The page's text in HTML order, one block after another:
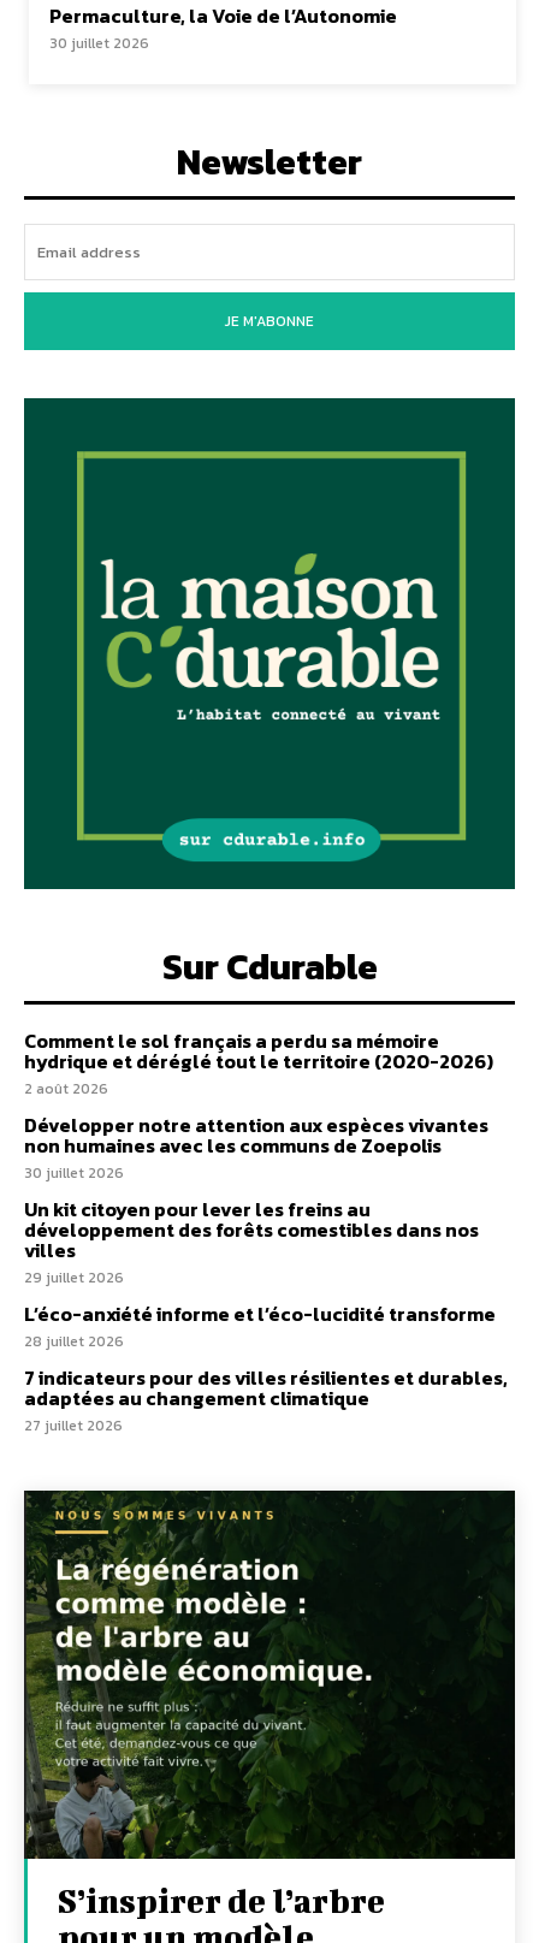
Permaculture, la Voie de l’Autonomie
30 juillet 2026
Newsletter
JE M'ABONNE
Sur Cdurable
Comment le sol français a perdu sa mémoire
hydrique et déréglé tout le territoire (2020-2026)
2 août 2026
Développer notre attention aux espèces vivantes
non humaines avec les communs de Zoepolis
30 juillet 2026
Un kit citoyen pour lever les freins au
développement des forêts comestibles dans nos
villes
29 juillet 2026
L’éco-anxiété informe et l’éco-lucidité transforme
28 juillet 2026
7 indicateurs pour des villes résilientes et durables,
adaptées au changement climatique
27 juillet 2026
S’inspirer de l’arbre